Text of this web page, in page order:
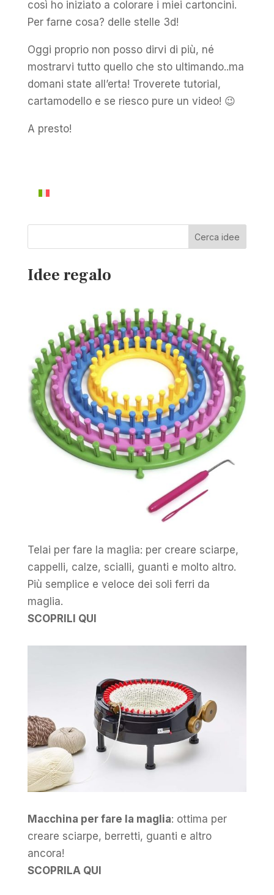
così ho iniziato a colorare i miei cartoncini.
Per farne cosa? delle stelle 3d!
Oggi proprio non posso dirvi di più, né
mostrarvi tutto quello che sto ultimando..ma
domani state all’erta! Troverete tutorial,
cartamodello e se riesco pure un video! 😉
A presto!
Cerca idee
Idee regalo
Telai per fare la maglia: per creare sciarpe,
cappelli, calze, scialli, guanti e molto altro.
Più semplice e veloce dei soli ferri da
maglia.
SCOPRILI QUI
Macchina per fare la maglia: ottima per
creare sciarpe, berretti, guanti e altro
ancora!
SCOPRILA QUI